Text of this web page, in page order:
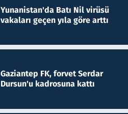
Yunanistan'da Batı Nil virüsü
vakaları geçen yıla göre arttı
Gaziantep FK, forvet Serdar
Dursun'u kadrosuna kattı